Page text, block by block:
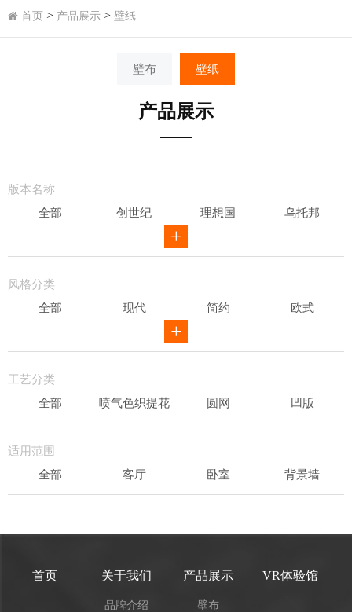
首页 > 产品展示 > 壁纸
壁布 壁纸
产品展示
版本名称
全部
创世纪 理想国 乌托邦
风格分类
全部
现代 简约 欧式
工艺分类
全部
喷气色织提花 圆网 凹版
适用范围
全部
客厅 卧室 背景墙
首页 关于我们
品牌介绍
产品展示
壁布
VR体验馆